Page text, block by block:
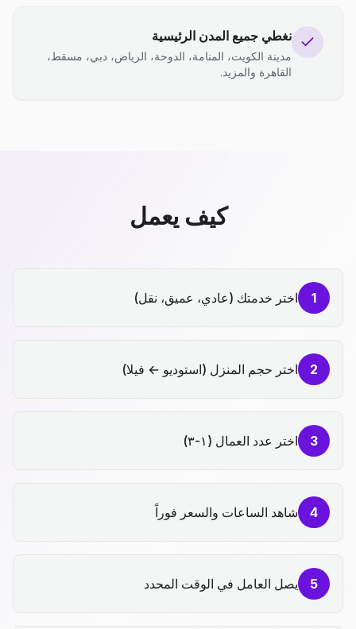
نغطي جميع المدن الرئيسية
مدينة الكويت، المنامة، الدوحة، الرياض، دبي، مسقط،
القاهرة والمزيد.
كيف يعمل
1 اختر خدمتك (عادي، عميق، نقل)
2 اختر حجم المنزل (استوديو ← فيلا)
3 اختر عدد العمال (١-٣)
4 شاهد الساعات والسعر فوراً
5 يصل العامل في الوقت المحدد